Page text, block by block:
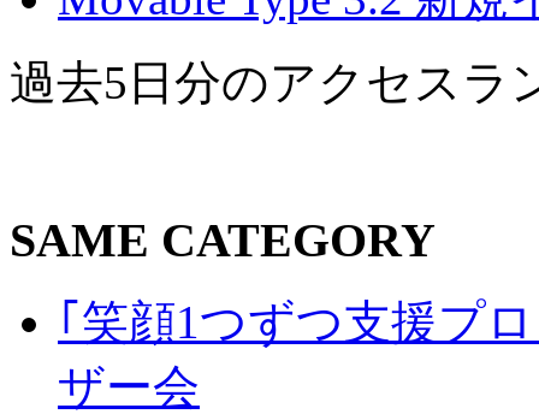
過去5日分のアクセスラ
SAME CATEGORY
｢笑顔1つずつ支援プ
ザー会